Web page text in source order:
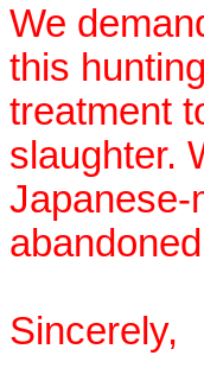
We
this
treatment
slaughter.
Japanese-
Sincerely,